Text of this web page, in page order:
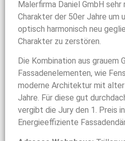
Malerfirma Daniel GmbH
Charakter der 50er Jahre um
optisch harmonisch neu
Charakter zu zerstören.
Die Kombination aus grauem
Fassadenelementen, wie
moderne Architektur mit
Jahre. Für diese gut
vergibt die Jury den 1. Preis
Energieeffiziente